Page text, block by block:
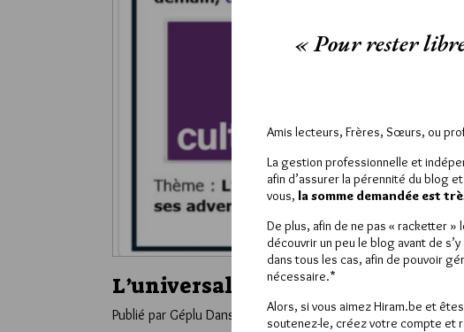
L’universalisme émancipateur
Publié par Géplu Dans Divers
« Pour rester
Amis lecteurs, Frères, Sœurs, ou
La gestion professionnelle et
afin d’assurer la pérennité du blog
vous, la somme demandée est
De plus, afin de ne pas « racketter
découvrir un peu le blog avant de
dans tous les cas, afin de pouvoir
nécessaire.*
Alors, si vous aimez Hiram.be et
soutenez-le, créez votre compte et